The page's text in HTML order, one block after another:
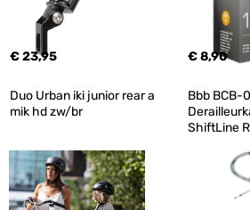
€ 23,95 € 8,90
Duo Urban iki junior rear a
mik hd zw/br
Bbb BCB-
ShiftLine